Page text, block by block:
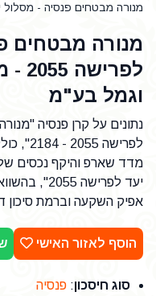
מנורה מבטחים פנסיה - מסלול
מנורה מבטחים
וגמל בע"מ
נתונים על קרן פנסיה
לפרישה
מדד שארפ והיקף נכסים
יעד לפרישה
אפיק השקעה וברמת סיכון
הוסף לאזור האישי
סוג חיסכון: פנסיה